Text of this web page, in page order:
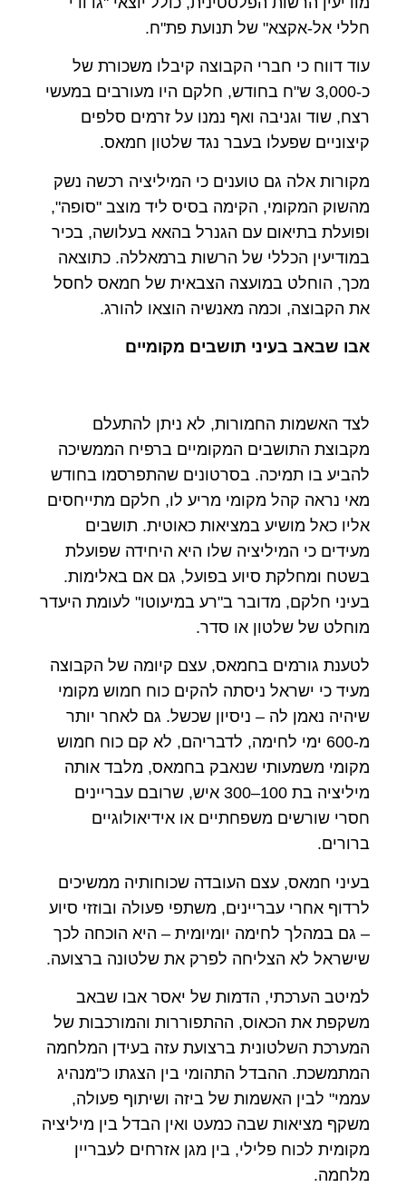
חללי אל-אקצא" של תנועת פת"ח.
עוד דווח כי חברי הקבוצה קיבלו משכורת של
כ-3,000 ש"ח בחודש, חלקם היו מעורבים במעשי
רצח, שוד וגניבה ואף נמנו על זרמים סלפים
קיצוניים שפעלו בעבר נגד שלטון חמאס.
מקורות אלה גם טוענים כי המיליציה רכשה נשק
מהשוק המקומי, הקימה בסיס ליד מוצב "סופה",
ופועלת בתיאום עם הגנרל בהאא בעלושה, בכיר
במודיעין הכללי של הרשות ברמאללה. כתוצאה
מכך, הוחלט במועצה הצבאית של חמאס לחסל
את הקבוצה, וכמה מאנשיה הוצאו להורג.
אבו שבאב בעיני תושבים מקומיים
לצד האשמות החמורות, לא ניתן להתעלם
מקבוצת התושבים המקומיים ברפיח הממשיכה
להביע בו תמיכה. בסרטונים שהתפרסמו בחודש
מאי נראה קהל מקומי מריע לו, חלקם מתייחסים
אליו כאל מושיע במציאות כאוטית. תושבים
מעידים כי המיליציה שלו היא היחידה שפועלת
בשטח ומחלקת סיוע בפועל, גם אם באלימות.
בעיני חלקם, מדובר ב"רע במיעוטו" לעומת היעדר
מוחלט של שלטון או סדר.
לטענת גורמים בחמאס, עצם קיומה של הקבוצה
מעיד כי ישראל ניסתה להקים כוח חמוש מקומי
שיהיה נאמן לה – ניסיון שכשל. גם לאחר יותר
מ-600 ימי לחימה, לדבריהם, לא קם כוח חמוש
מקומי משמעותי שנאבק בחמאס, מלבד אותה
מיליציה בת 100–300 איש, שרובם עבריינים
חסרי שורשים משפחתיים או אידיאולוגיים
ברורים.
בעיני חמאס, עצם העובדה שכוחותיה ממשיכים
לרדוף אחרי עבריינים, משתפי פעולה ובוזזי סיוע
– גם במהלך לחימה יומיומית – היא הוכחה לכך
שישראל לא הצליחה לפרק את שלטונה ברצועה.
למיטב הערכתי, הדמות של יאסר אבו שבאב
משקפת את הכאוס, ההתפוררות והמורכבות של
המערכת השלטונית ברצועת עזה בעידן המלחמה
המתמשכת. ההבדל התהומי בין הצגתו כ"מנהיג
עממי" לבין האשמות של ביזה ושיתוף פעולה,
משקף מציאות שבה כמעט ואין הבדל בין מיליציה
מקומית לכוח פלילי, בין מגן אזרחים לעבריין
מלחמה.